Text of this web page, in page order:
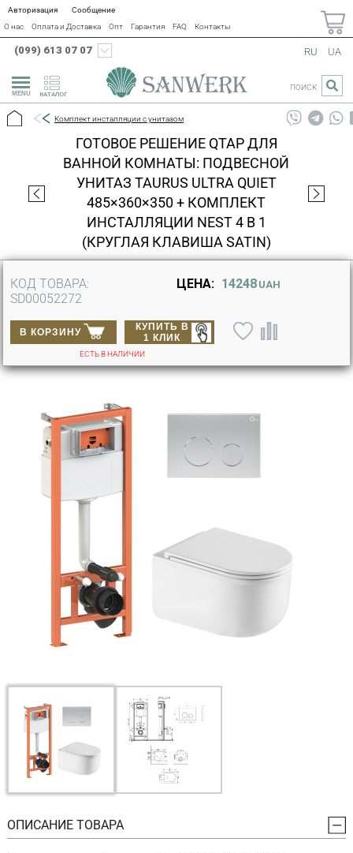
Авторизация
Сообщение
О нас
Оплата и Доставка Опт Гарантия FAQ Контакты
(099) 613 07 07
КАТАЛОГ
RU UA
ПОИСК
Комплект инсталляции с унитазом
ГОТОВОЕ РЕШЕНИЕ QTAP ДЛЯ
ВАННОЙ КОМНАТЫ: ПОДВЕСНОЙ
УНИТАЗ TAURUS ULTRA QUIET
485×360×350 + КОМПЛЕКТ
ИНСТАЛЛЯЦИИ NEST 4 В 1
(КРУГЛАЯ КЛАВИША SATIN)
КОД ТОВАРА:
SD00052272
ЦЕНА: 14248 UAH
В КОРЗИНУ
КУПИТЬ В
1 КЛИК
ЕСТЬ В НАЛИЧИИ
ОПИСАНИЕ ТОВАРА